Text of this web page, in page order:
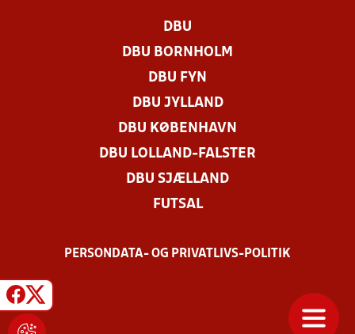
DBU
DBU BORNHOLM
DBU FYN
DBU JYLLAND
DBU KØBENHAVN
DBU LOLLAND-FALSTER
DBU SJÆLLAND
FUTSAL
PERSONDATA- OG PRIVATLIVS-POLITIK